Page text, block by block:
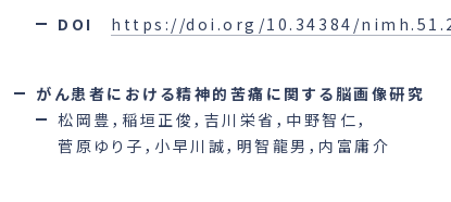
DOI https://doi.org/10.34384/
がん患者における精神的苦痛に関する脳画像研究
松岡豊，稲垣正俊，吉川栄省，中野智仁，
菅原ゆり子，小早川誠，明智龍男，内富庸介